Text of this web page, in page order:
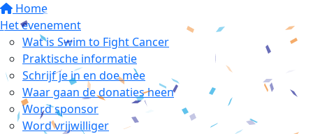
Home
Het evenement
Wat is Swim to Fight Cancer
Praktische informatie
Schrijf je in en doe mee
Waar gaan de donaties heen
Word sponsor
Word vrijwilliger